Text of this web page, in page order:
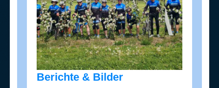
Berichte & Bilder